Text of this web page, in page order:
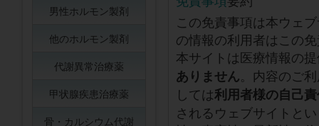
この免責事項は本ウェ
の情報の利用者はこの
本サイトは医療情報の
ありません。内容のご
しては利用者様の自己
されるウェブサイトと
男性ホルモン製剤
他のホルモン製剤
代謝異常治療薬
甲状腺疾患治療薬
骨・カルシウム代謝